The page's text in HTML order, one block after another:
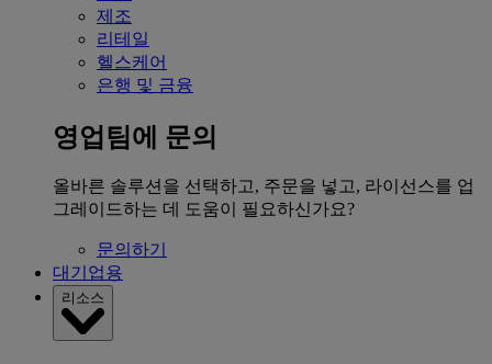
제조
리테일
헬스케어
은행 및 금융
영업팀에 문의
올바른 솔루션을 선택하고, 주문을 넣고, 라이선스를 업
그레이드하는 데 도움이 필요하신가요?
문의하기
대기업용
리소스